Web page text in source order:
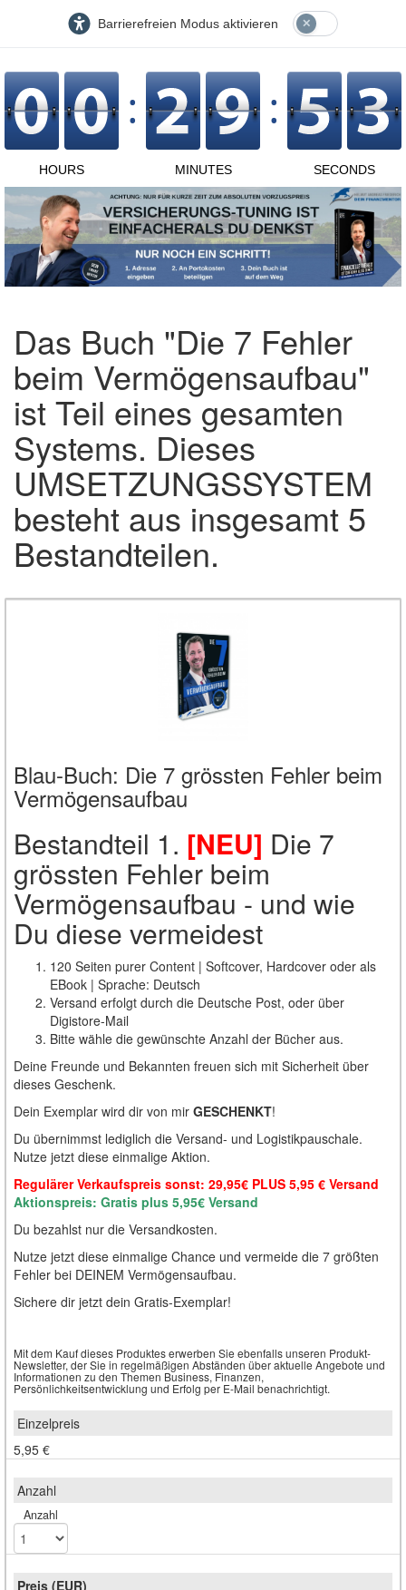
Barrierefreien Modus aktivieren
Das Buch "Die 7 Fehler
beim Vermögensaufbau"
ist Teil eines gesamten
Systems. Dieses
UMSETZUNGSSYSTEM
besteht aus insgesamt 5
Bestandteilen.
Blau-Buch: Die 7 grössten Fehler beim
Vermögensaufbau
Bestandteil 1. [NEU] Die 7
grössten Fehler beim
Vermögensaufbau - und wie
Du diese vermeidest
120 Seiten purer Content | Softcover, Hardcover oder als
EBook | Sprache: Deutsch
Versand erfolgt durch die Deutsche Post, oder über
Digistore-Mail
Bitte wähle die gewünschte Anzahl der Bücher aus.
Deine Freunde und Bekannten freuen sich mit Sicherheit über
dieses Geschenk.
Dein Exemplar wird dir von mir GESCHENKT!
Du übernimmst lediglich die Versand- und Logistikpauschale.
Nutze jetzt diese einmalige Aktion.
Regulärer Verkaufspreis sonst: 29,95€ PLUS 5,95 € Versand
Aktionspreis: Gratis plus 5,95€ Versand
Du bezahlst nur die Versandkosten.
Nutze jetzt diese einmalige Chance und vermeide die 7 größten
Fehler bei DEINEM Vermögensaufbau.
Sichere dir jetzt dein Gratis-Exemplar!
Mit dem Kauf dieses Produktes erwerben Sie ebenfalls unseren Produkt-
Newsletter, der Sie in regelmäßigen Abständen über aktuelle Angebote und
Informationen zu den Themen Business, Finanzen,
Persönlichkeitsentwicklung und Erfolg per E-Mail benachrichtigt.
5,95 €
Anzahl